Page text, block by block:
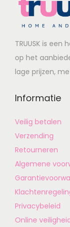
TRUUSK is
op het
lage prijzen,
Informatie
Veilig betalen
Verzending
Retourneren
Algemene
Privacybeleid
Online